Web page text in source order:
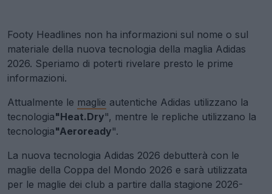
Footy Headlines non ha informazioni sul nome o sul
materiale della nuova tecnologia della maglia Adidas
2026. Speriamo di poterti rivelare presto le prime
informazioni.
Attualmente le maglie autentiche Adidas utilizzano la
tecnologia"Heat.Dry", mentre le repliche utilizzano la
tecnologia"Aeroready".
La nuova tecnologia Adidas 2026 debutterà con le
maglie della Coppa del Mondo 2026 e sarà utilizzata
per le maglie dei club a partire dalla stagione 2026-